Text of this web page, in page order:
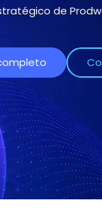
de